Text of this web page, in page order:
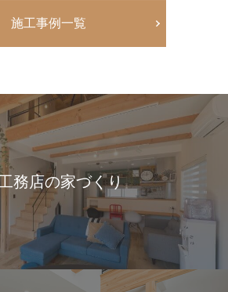
施工事例一覧
務店の家づくり